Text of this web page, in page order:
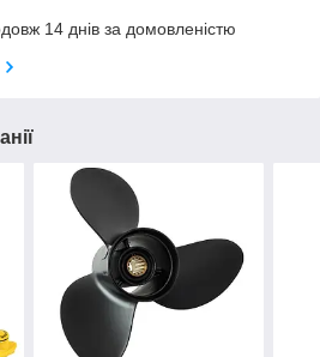
14 днів за домовленістю